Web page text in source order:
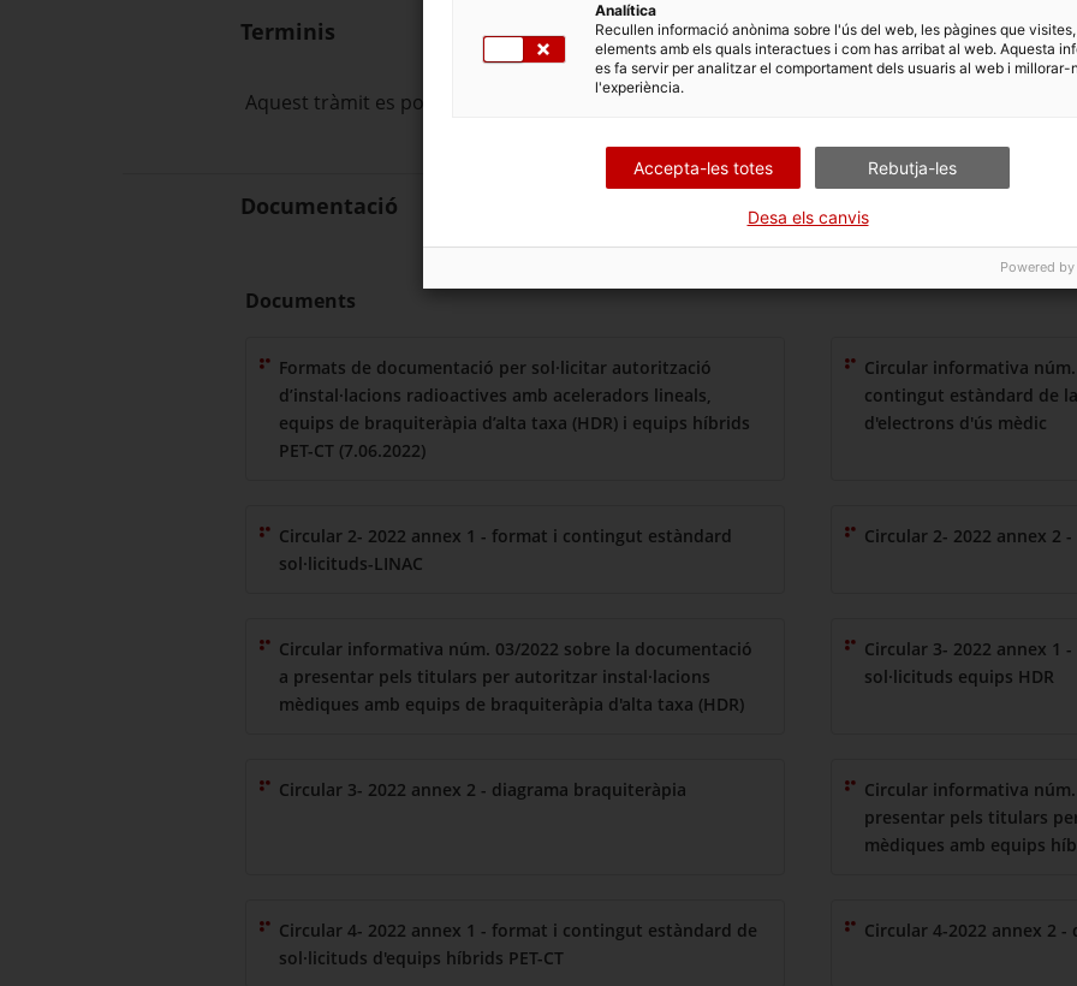
Terminis
Aquest tràmit es pot fer en qualsevol moment.
Documentació
Documents
Formats de documentació per sol·licitar autorització
d’instal·lacions radioactives amb aceleradors lineals,
equips de braquiteràpia d’alta taxa (HDR) i equips híbrids
PET-CT (7.06.2022)
Circular informativa
contingut estàndard de
d'electrons d'ús mèdic
Circular 2- 2022 annex 1 - format i contingut estàndard
sol·licituds-LINAC
Circular 2- 2022 annex 2
Circular informativa núm. 03/2022 sobre la documentació
a presentar pels titulars per autoritzar instal·lacions
mèdiques amb equips de braquiteràpia d'alta taxa (HDR)
Circular 3- 2022 annex
sol·licituds equips HDR
Circular 3- 2022 annex 2 - diagrama braquiteràpia
Circular informativa
presentar pels titulars
mèdiques amb equips
Circular 4- 2022 annex 1 - format i contingut estàndard de
sol·licituds d'equips híbrids PET-CT
Circular 4-2022 annex 2 -
Analítica
Recullen informació anònima sobre l'ús del web, les pàgines que
elements amb els quals interactues i com has arribat al web. Aquesta
es fa servir per analitzar el comportament dels usuaris al web i millorar-
l'experiència.
Accepta-les totes Rebutja-les
Desa els canvis
Powered by